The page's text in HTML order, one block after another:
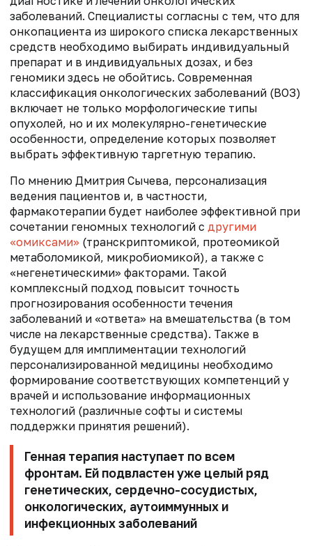
заболеваний. Специалисты согласны с тем, что для
онкопациента из широкого списка лекарственных
средств необходимо выбирать индивидуальный
препарат и в индивидуальных дозах, и без
геномики здесь не обойтись. Современная
классификация онкологических заболеваний (ВОЗ)
включает не только морфологические типы
опухолей, но и их молекулярно-генетические
особенности, определение которых позволяет
выбрать эффективную таргетную терапию.
По мнению Дмитрия Сычева, персонализация
ведения пациентов и, в частности,
фармакотерапии будет наиболее эффективной при
сочетании геномных технологий с другими
«омиксами» (транскриптомикой, протеомикой
метаболомикой, микробиомикой), а также с
«негенетическими» факторами. Такой
комплексный подход повысит точность
прогнозирования особенности течения
заболеваний и «ответа» на вмешательства (в том
числе на лекарственные средства). Также в
будущем для имплиментации технологий
персонализированной медицины необходимо
формирование соответствующих компетенций у
врачей и использование информационных
технологий (различные софты и системы
поддержки принятия решений).
Генная терапия наступает по всем
фронтам. Ей подвластен уже целый ряд
генетических, сердечно-сосудистых,
онкологических, аутоиммунных и
инфекционных заболеваний